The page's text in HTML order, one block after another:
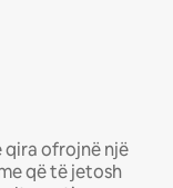
ofrojnë një
që të jetosh